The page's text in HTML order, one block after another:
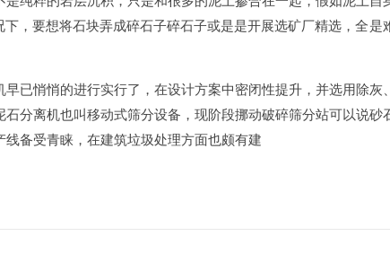
，要想将石块弄成碎石子碎石子或是是开展选矿厂精选，全是
已悄悄的进行实行了，在设计方案中密闭性提升，并选用除灰
分离机也叫移动式筛分设备，现阶段挪动破碎筛分站可以说砂
备受青睐，在建筑垃圾处理方面也颇有建